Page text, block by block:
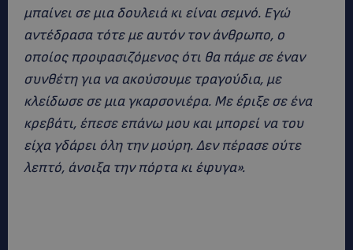
μπαίνει σε μια δουλειά κι είναι σεμνό. Εγώ
αντέδρασα τότε με αυτόν τον άνθρωπο, ο
οποίος προφασιζόμενος ότι θα πάμε σε έναν
συνθέτη για να ακούσουμε τραγούδια, με
κλείδωσε σε μια γκαρσονιέρα. Με έριξε σε ένα
κρεβάτι, έπεσε επάνω μου και μπορεί να του
είχα γδάρει όλη την μούρη. Δεν πέρασε ούτε
λεπτό, άνοιξα την πόρτα κι έφυγα».